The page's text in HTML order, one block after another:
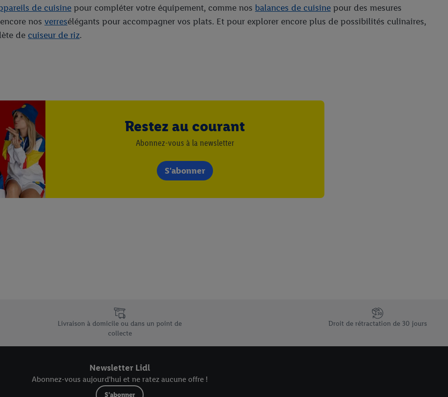
de cuisine pour compléter votre équipement, comme nos balances de cuisine pour des mesures
nos verresélégants pour accompagner vos plats. Et pour explorer encore plus de possibilités culinaires,
de cuiseur de riz.
Restez au courant
Abonnez-vous à la newsletter
S'abonner
uniques de Lidl.be
Livraison à domicile ou dans un point de
collecte
Droit de rétractation de 30 jours
Newsletter Lidl
Abonnez-vous aujourd'hui et ne ratez aucune offre !
S'abonner